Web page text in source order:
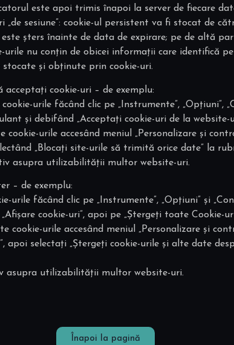
este apoi trimis înapoi la server de fiecare
„de sesiune”: cookie-ul persistent va fi stocat de
șters înainte de data de expirare; pe de altă
urile nu conțin de obicei informații care identifică
și obținute prin cookie-uri.
cookie-uri – de exemplu:
urile făcând clic pe „Instrumente”, „Opțiuni”,
și debifând „Acceptați cookie-uri de la website-
urile accesând meniul „Personalizare și
„Blocați site-urile să trimită orice date” la
asupra utilizabilității multor website-uri.
– de exemplu:
urile făcând clic pe „Instrumente”, „Opțiuni” și
cookie-uri”, apoi pe „Ștergeți toate Cookie-
urile accesând meniul „Personalizare și
apoi selectați „Ștergeți cookie-urile și alte date
asupra utilizabilității multor website-uri.
Înapoi la pagină